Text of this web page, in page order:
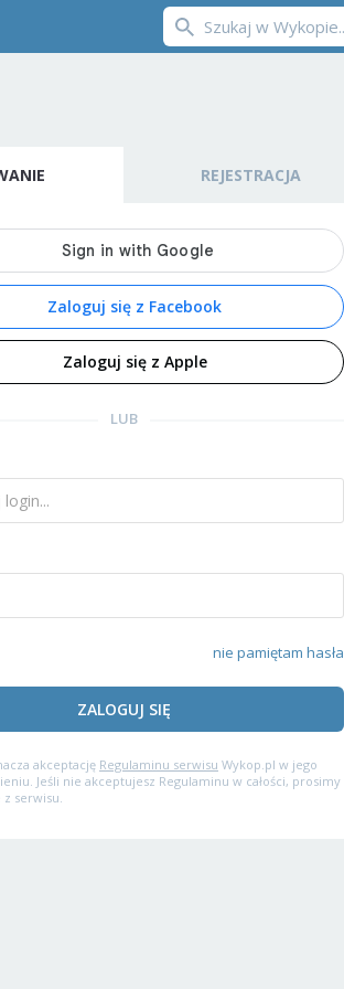
REJESTRACJA
Zaloguj się z Facebook
Zaloguj się z Apple
LUB
nie pamiętam hasła
ZALOGUJ SIĘ
akceptację Regulaminu serwisu Wykop.pl w jego
Jeśli nie akceptujesz Regulaminu w całości, prosimy
serwisu.